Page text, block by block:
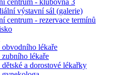
centrum - klubovna 3
výstavní sál (galerie)
centrum - rezervace termínů
obvodního lékaře
zubního lékaře
a dorostové lékařky